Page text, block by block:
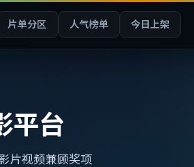
片单分区 人气榜单 今日上架
平台
片视频兼顾奖项